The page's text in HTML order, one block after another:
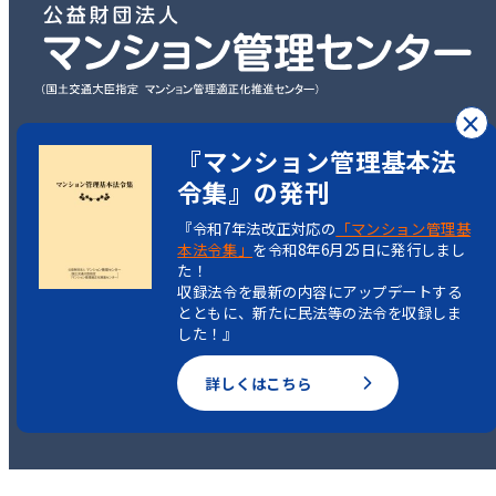
〒101-0003
東京都千代田区一ツ橋2丁目5-5
岩波書店一ツ橋ビル7階
TEL：03-3222-1516
Condominium Management Center.
『マンション管理基本法
令集』の発刊
『令和7年法改正対応の 「マンション管理基
本法令集」 を令和8年6月25日に発行しまし
た！
収録法令を最新の内容にアップデートする
とともに、新たに民法等の法令を収録しま
した！』
詳しくはこちら
×